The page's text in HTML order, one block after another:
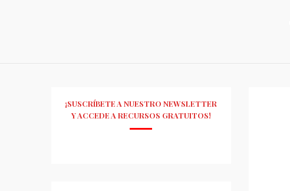
¡SUSCRÍBETE A NUESTRO NEWSLETTER
Y ACCEDE A RECURSOS GRATUITOS!